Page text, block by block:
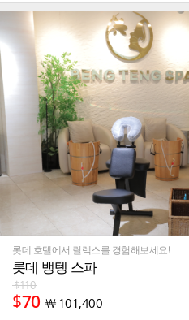
롯데 호텔에서 릴렉스를 경험해보세요!
롯데 뱅텡 스파
$110
$70 ￦ 101,400